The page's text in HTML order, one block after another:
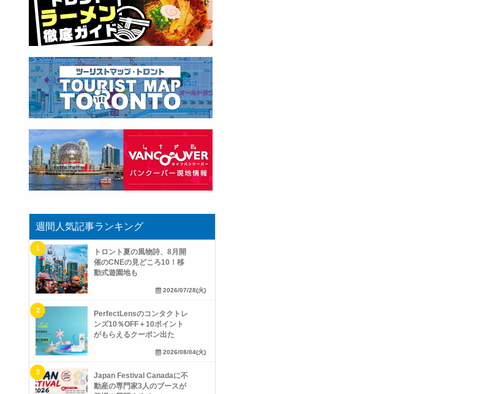
週間人気記事ランキング
トロント夏の風物詩、8月開
催のCNEの見どころ10！移
動式遊園地も
2026/07/28(火)
PerfectLensのコンタクトレ
ンズ10％OFF＋10ポイント
がもらえるクーポン出た
2026/08/04(火)
Japan Festival Canadaに不
動産の専門家3人のブースが